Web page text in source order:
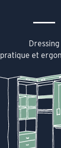
Dressing
pratique et